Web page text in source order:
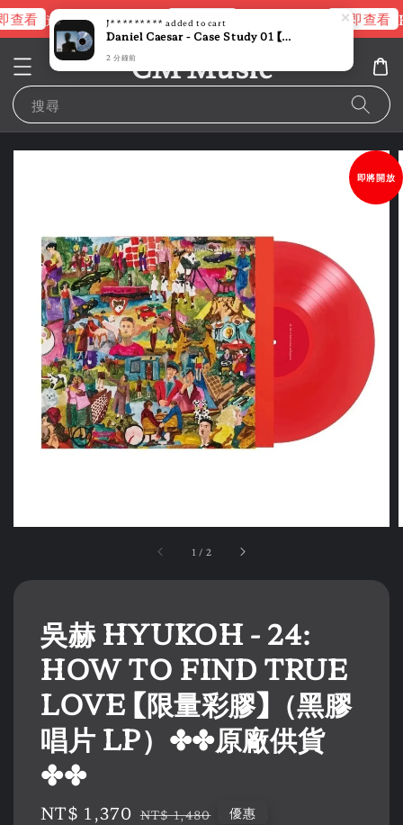
看 進擊的巨人片頭曲 立即查看 立即查看
CM Music
搜尋
1 / 2
即將開放
吳赫 HYUKOH - 24:
HOW TO FIND TRUE
LOVE 【限量彩膠】（黑膠
唱片 LP）✤✤原廠供貨
✤✤
Sale
NT$ 1,370 Regular
NT$ 1,480 優惠
J********* added to cart
Daniel Caesar - Case Study 01 【亞洲限定版｜限量版】 (黑膠唱片 LP)
2 分鐘前